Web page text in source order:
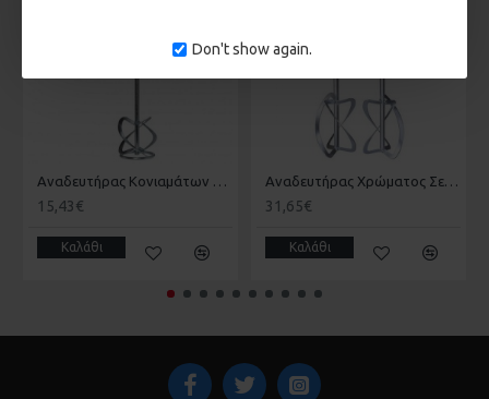
Don't show again.
Αναδευτήρας Κονιαμάτων KWB 49497625 M14 120x600mm
15,43€
Καλάθι
Αναδευτήρας Χρώματος Σετ 2 Τμχ KWB 49497795
31,65€
Καλάθι